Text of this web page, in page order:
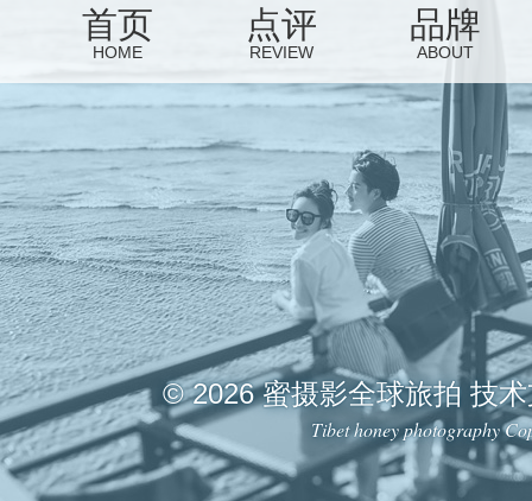
首页
HOME
点评
REVIEW
品牌
ABOUT
© 2026 蜜摄影全球旅拍 技
Tibet honey photography